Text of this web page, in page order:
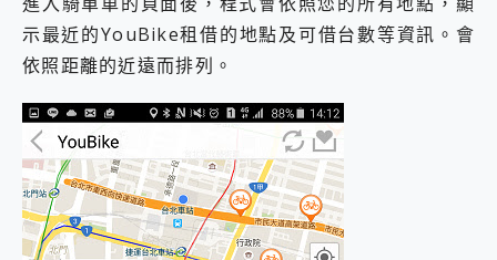
示最近的YouBike租借的地點及可借台數等資訊。會
依照距離的近遠而排列。